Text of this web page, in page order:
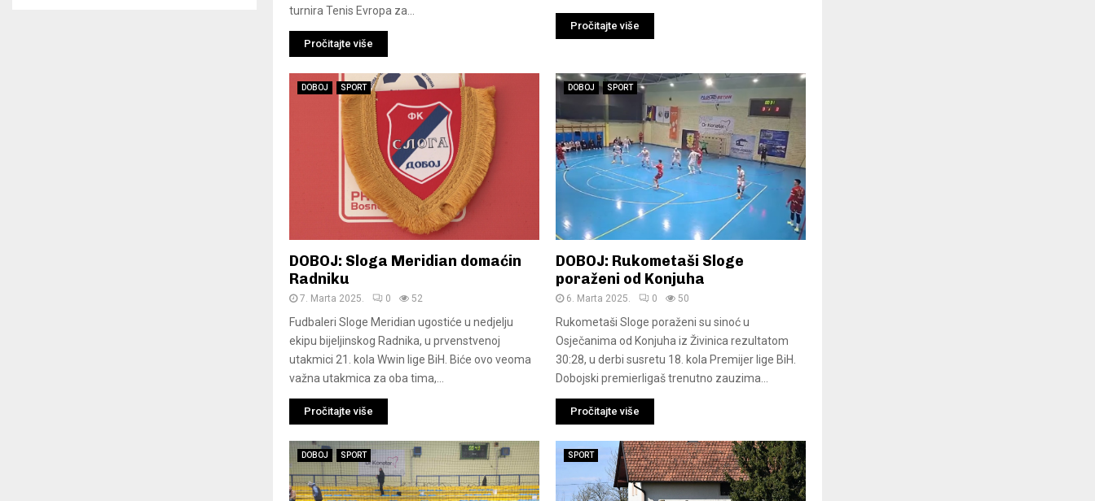
turnira Tenis Evropa za...
Pročitajte više
Pročitajte više
DOBOJ SPORT
DOBOJ: Sloga Meridian domaćin
Radniku
7. Marta 2025. 0 52
Fudbaleri Sloge Meridian ugostiće u nedjelju
ekipu bijeljinskog Radnika, u prvenstvenoj
utakmici 21. kola Wwin lige BiH. Biće ovo veoma
važna utakmica za oba tima,...
Pročitajte više
DOBOJ SPORT
DOBOJ: Rukometaši Sloge
poraženi od Konjuha
6. Marta 2025. 0 50
Rukometaši Sloge poraženi su sinoć u
Osječanima od Konjuha iz Živinica rezultatom
30:28, u derbi susretu 18. kola Premijer lige BiH.
Dobojski premierligaš trenutno zauzima...
Pročitajte više
DOBOJ SPORT SPORT